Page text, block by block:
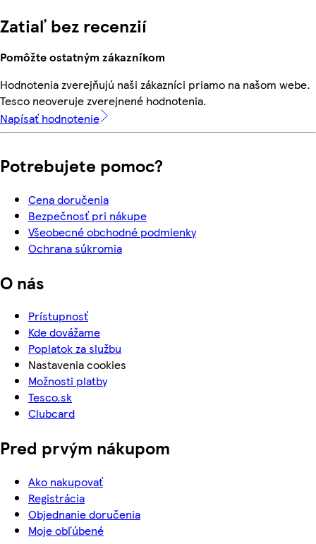
Zatiaľ bez recenzií
Pomôžte ostatným zákazníkom
Hodnotenia zverejňujú naši zákazníci priamo na našom webe.
Tesco neoveruje zverejnené hodnotenia.
Napísať hodnotenie
Potrebujete pomoc?
Cena doručenia
Bezpečnosť pri nákupe
Všeobecné obchodné podmienky
Ochrana súkromia
O nás
Prístupnosť
Kde dovážame
Poplatok za službu
Nastavenia cookies
Možnosti platby
Tesco.sk
Clubcard
Pred prvým nákupom
Ako nakupovať
Registrácia
Objednanie doručenia
Moje obľúbené